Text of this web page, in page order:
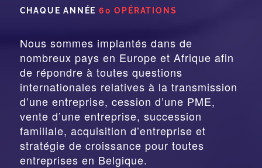
CHAQUE ANNÉE 60 OPÉRATIONS
Nous sommes implantés dans de
nombreux pays en Europe et Afrique afin
de répondre à toutes questions
internationales relatives à la transmission
d’une entreprise, cession d’une PME,
vente d’une entreprise, succession
familiale, acquisition d’entreprise et
stratégie de croissance pour toutes
entreprises en Belgique.